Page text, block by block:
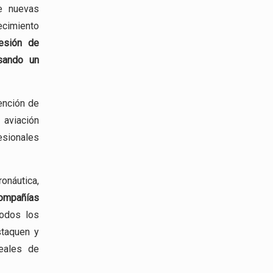
nuevas
de
un
de
los
y
de